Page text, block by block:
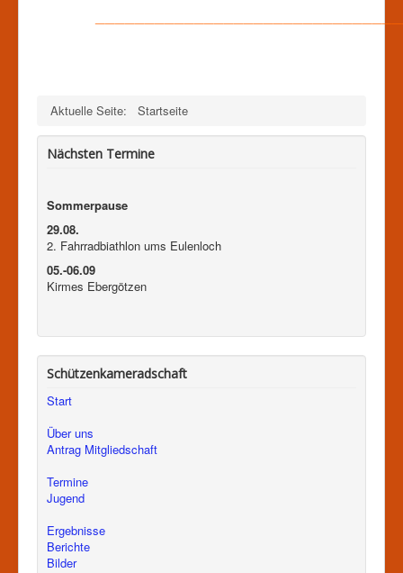
Aktuelle Seite: Startseite
Nächsten Termine
Sommerpause
29.08.
2. Fahrradbiathlon ums Eulenloch
05.-06.09
Kirmes Ebergötzen
Schützenkameradschaft
Start
Über uns
Antrag Mitgliedschaft
Termine
Jugend
Ergebnisse
Berichte
Bilder